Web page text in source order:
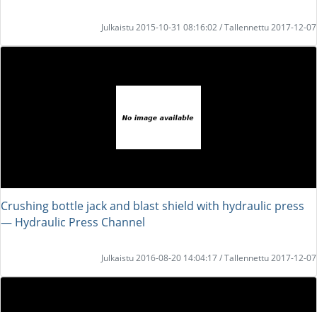
Julkaistu 2015-10-31 08:16:02 / Tallennettu 2017-12-07
Crushing bottle jack and blast shield with hydraulic press
― Hydraulic Press Channel
Julkaistu 2016-08-20 14:04:17 / Tallennettu 2017-12-07